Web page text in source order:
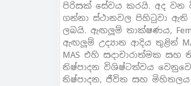
පිරිසක් සේවය කරයි. අද වන
ගන්නා ස්ථානවල පිහිටුවා ඇති
ලබයි. ඇඟලූම් තාක්ෂණය,
ඇඟලූම් උද්‍යාන ආදිය තුළින්
MAS එහි සදාචාරාත්මක
නිෂ්පාදන විශිෂ්ටත්වය
නිෂ්පාදන, ජීවිත සහ